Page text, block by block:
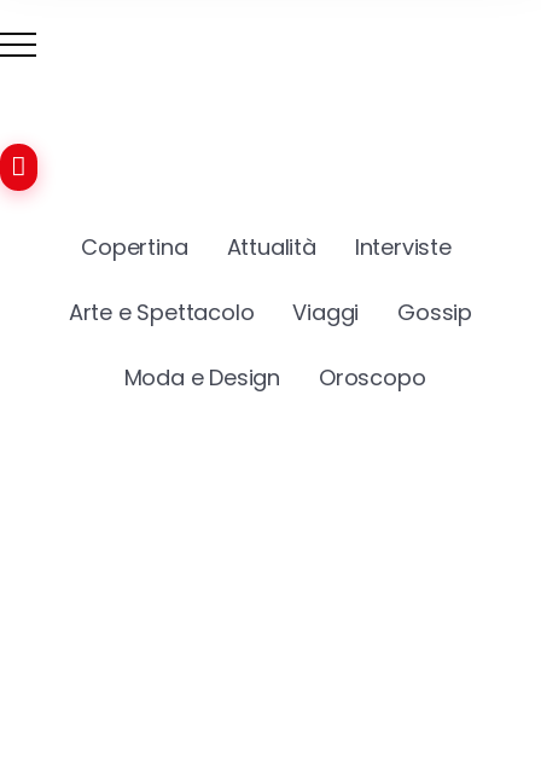
Copertina Attualità Interviste
Arte e Spettacolo Viaggi Gossip
Moda e Design Oroscopo